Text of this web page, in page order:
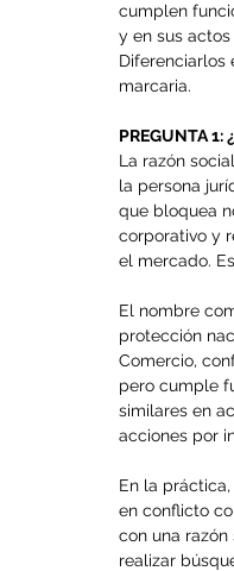
cumplen
y en sus
Diferenciarlos
marcaria.
PREGUNTA
La razón
la persona
que bloquea
corporativo y
el mercado.
El nombre
protección
Comercio,
pero cumple
similares en
acciones por
En la
en conflicto
con una
realizar